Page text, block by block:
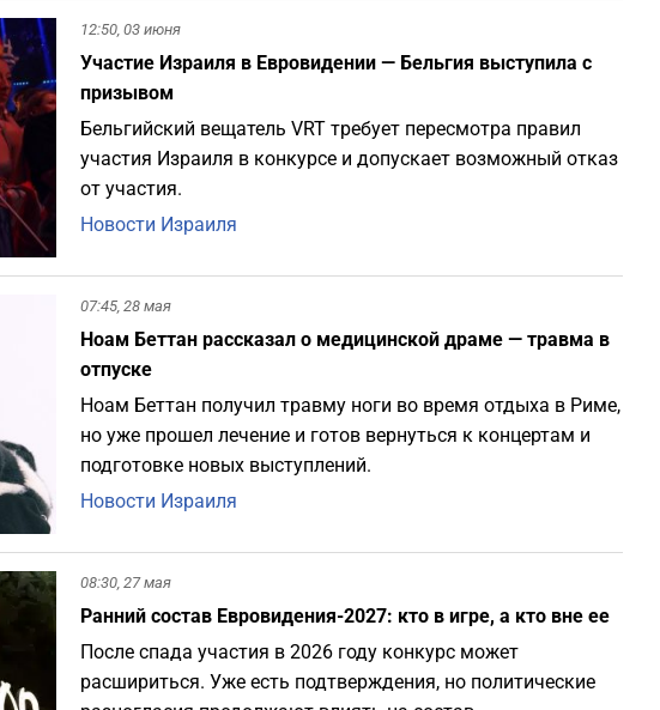
12:50, 03 июня
Участие Израиля в Евровидении — Бельгия выступила с
призывом
Бельгийский вещатель VRT требует пересмотра правил
участия Израиля в конкурсе и допускает возможный отказ
от участия.
Новости Израиля
07:45, 28 мая
Ноам Беттан рассказал о медицинской драме — травма в
отпуске
Ноам Беттан получил травму ноги во время отдыха в Риме,
но уже прошел лечение и готов вернуться к концертам и
подготовке новых выступлений.
Новости Израиля
08:30, 27 мая
Ранний состав Евровидения-2027: кто в игре, а кто вне ее
После спада участия в 2026 году конкурс может
расшириться. Уже есть подтверждения, но политические